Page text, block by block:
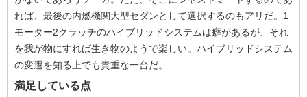
れば、最後の内燃機関大型セダンとして選択するのもアリだ。1
モーター2クラッチのハイブリッドシステムは癖があるが、それ
を我が物にすれば生き物のようで楽しい。ハイブリッドシステム
の変遷を知る上でも貴重な一台だ。
満足している点